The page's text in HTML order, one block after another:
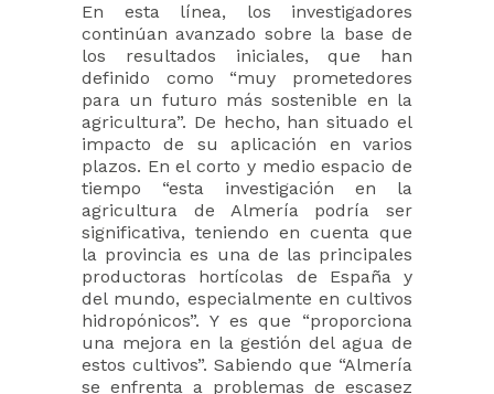
En esta línea, los investigadores
continúan avanzado sobre la base de
los resultados iniciales, que han
definido como “muy prometedores
para un futuro más sostenible en la
agricultura”. De hecho, han situado el
impacto de su aplicación en varios
plazos. En el corto y medio espacio de
tiempo “esta investigación en la
agricultura de Almería podría ser
significativa, teniendo en cuenta que
la provincia es una de las principales
productoras hortícolas de España y
del mundo, especialmente en cultivos
hidropónicos”. Y es que “proporciona
una mejora en la gestión del agua de
estos cultivos”. Sabiendo que “Almería
se enfrenta a problemas de escasez